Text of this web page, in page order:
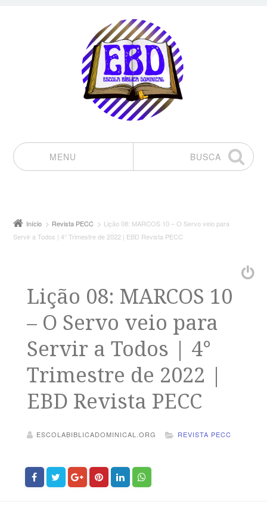
MENU
BUSCA
Início Revista PECC
Lição 08: MARCOS 10 – O Servo veio para
Servir a Todos | 4° Trimestre de 2022 | EBD Revista PECC
Lição 08: MARCOS 10
– O Servo veio para
Servir a Todos | 4°
Trimestre de 2022 |
EBD Revista PECC
ESCOLABIBLICADOMINICAL.ORG REVISTA PECC